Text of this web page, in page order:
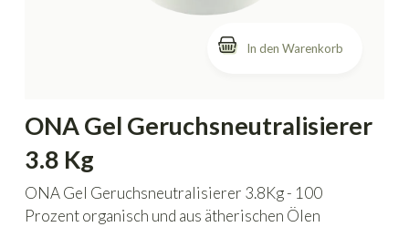
In den Warenkorb
ONA Gel Geruchsneutralisierer
3.8 Kg
ONA Gel Geruchsneutralisierer 3.8Kg - 100
Prozent organisch und aus ätherischen Ölen